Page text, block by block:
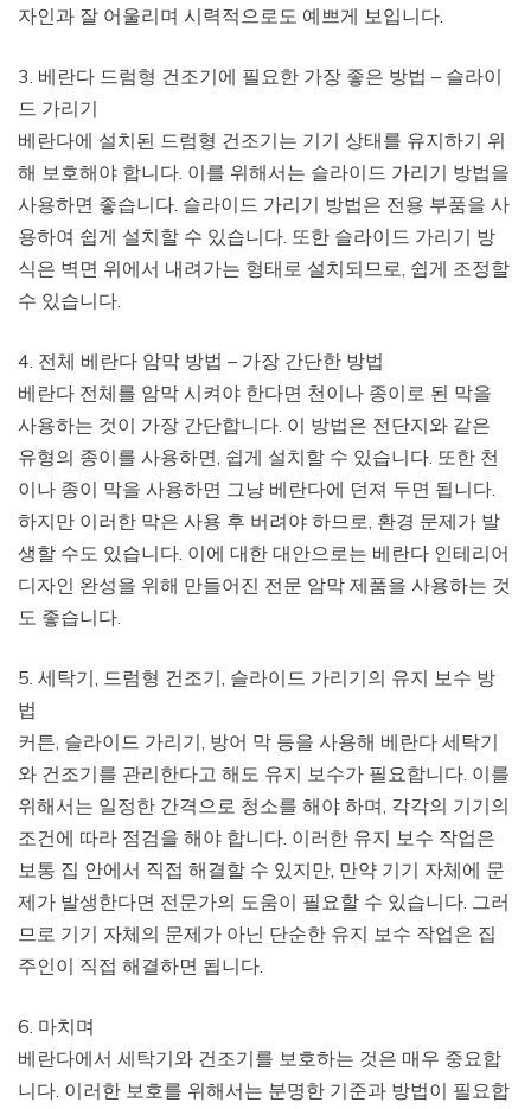
자인과 잘 어울리며 시력적으로도 예쁘게 보입니다.
3. 베란다 드럼형 건조기에 필요한 가장 좋은 방법 – 슬라이
드 가리기
베란다에 설치된 드럼형 건조기는 기기 상태를 유지하기 위
해 보호해야 합니다. 이를 위해서는 슬라이드 가리기 방법을
사용하면 좋습니다. 슬라이드 가리기 방법은 전용 부품을 사
용하여 쉽게 설치할 수 있습니다. 또한 슬라이드 가리기 방
식은 벽면 위에서 내려가는 형태로 설치되므로, 쉽게 조정할
수 있습니다.
4. 전체 베란다 암막 방법 – 가장 간단한 방법
베란다 전체를 암막 시켜야 한다면 천이나 종이로 된 막을
사용하는 것이 가장 간단합니다. 이 방법은 전단지와 같은
유형의 종이를 사용하면, 쉽게 설치할 수 있습니다. 또한 천
이나 종이 막을 사용하면 그냥 베란다에 던져 두면 됩니다.
하지만 이러한 막은 사용 후 버려야 하므로, 환경 문제가 발
생할 수도 있습니다. 이에 대한 대안으로는 베란다 인테리어
디자인 완성을 위해 만들어진 전문 암막 제품을 사용하는 것
도 좋습니다.
5. 세탁기, 드럼형 건조기, 슬라이드 가리기의 유지 보수 방
법
커튼, 슬라이드 가리기, 방어 막 등을 사용해 베란다 세탁기
와 건조기를 관리한다고 해도 유지 보수가 필요합니다. 이를
위해서는 일정한 간격으로 청소를 해야 하며, 각각의 기기의
조건에 따라 점검을 해야 합니다. 이러한 유지 보수 작업은
보통 집 안에서 직접 해결할 수 있지만, 만약 기기 자체에 문
제가 발생한다면 전문가의 도움이 필요할 수 있습니다. 그러
므로 기기 자체의 문제가 아닌 단순한 유지 보수 작업은 집
주인이 직접 해결하면 됩니다.
6. 마치며
베란다에서 세탁기와 건조기를 보호하는 것은 매우 중요합
니다. 이러한 보호를 위해서는 분명한 기준과 방법이 필요합